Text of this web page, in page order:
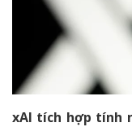
xAI tích hợp tính